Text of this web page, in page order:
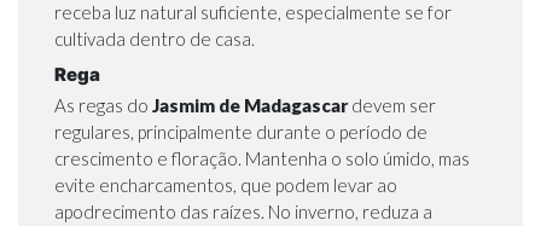
receba luz natural suficiente, especialmente se for
cultivada dentro de casa.
Rega
As regas do Jasmim de Madagascardevem ser
regulares, principalmente durante o período de
crescimento e floração. Mantenha o solo úmido, mas
evite encharcamentos, que podem levar ao
apodrecimento das raízes. No inverno, reduza a